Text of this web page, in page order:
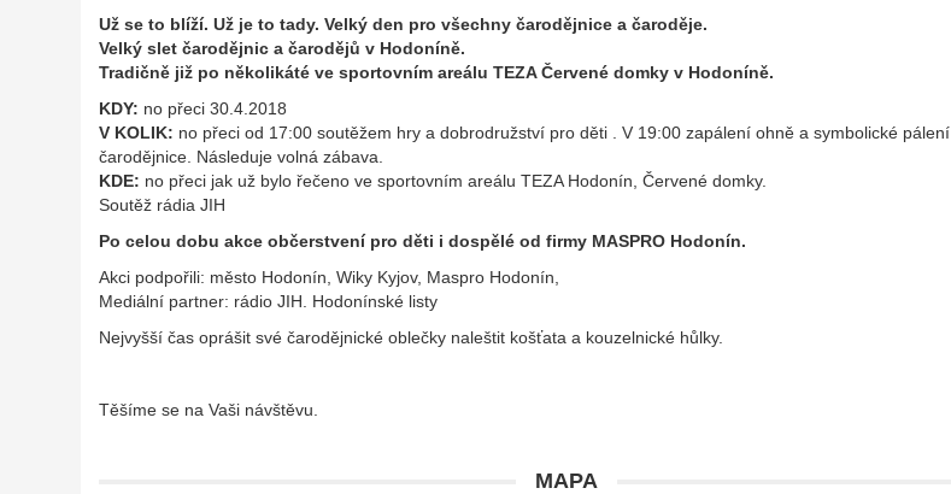
Už se to blíží. Už je to tady. Velký den pro všechny čarodějnice a čaroděje.
Velký slet čarodějnic a čarodějů v Hodoníně.
Tradičně již po několikáté ve sportovním areálu TEZA Červené domky v Hodoníně.
KDY: no přeci 30.4.2018
V KOLIK: no přeci od 17:00 soutěžem hry a dobrodružství pro děti . V 19:00 zapálení ohně a symbolické pálení
čarodějnice. Následuje volná zábava.
KDE: no přeci jak už bylo řečeno ve sportovním areálu TEZA Hodonín, Červené domky.
Soutěž rádia JIH
Po celou dobu akce občerstvení pro děti i dospělé od firmy MASPRO Hodonín.
Akci podpořili: město Hodonín, Wiky Kyjov, Maspro Hodonín,
Mediální partner: rádio JIH. Hodonínské listy
Nejvyšší čas oprášit své čarodějnické oblečky naleštit košťata a kouzelnické hůlky.
Těšíme se na Vaši návštěvu.
MAPA